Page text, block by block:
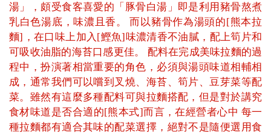
湯」，頗受食客喜愛的「豚骨白湯」即是利用豬骨熬煮
乳白色湯底，味濃且香。 而以豬骨作為湯頭的[熊本拉
麵]，在口味上加入[鰹魚]味濃清香不油膩，配上筍片和
可吸收油脂的海苔口感更佳。 配料在完成美味拉麵的過
程中，扮演著相當重要的角色，必須與湯頭味道相輔相
成，通常我們可以嚐到叉燒、海苔、筍片、豆芽菜等配
菜。雖然有這麼多種配料可與拉麵搭配，但是對於講究
食材味道是否合適的[熊本式]而言，在經營者心中 每一
種拉麵都有適合其味的配菜選擇，絕對不是隨便選用食